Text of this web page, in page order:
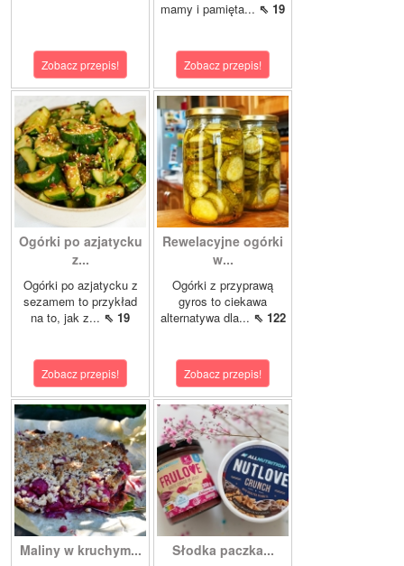
Zobacz przepis!
mamy i pamięta... ⇖ 19
Zobacz przepis!
Ogórki po azjatycku
z...
Ogórki po azjatycku z
sezamem to przykład
na to, jak z... ⇖ 19
Zobacz przepis!
Rewelacyjne ogórki
w...
Ogórki z przyprawą
gyros to ciekawa
alternatywa dla... ⇖ 122
Zobacz przepis!
Maliny w kruchym... Słodka paczka...